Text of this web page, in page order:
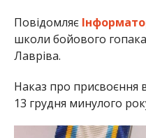
Повідомляє
школи бойового гопака
Лавріва.
Наказ про присвоєння
13 грудня минулого